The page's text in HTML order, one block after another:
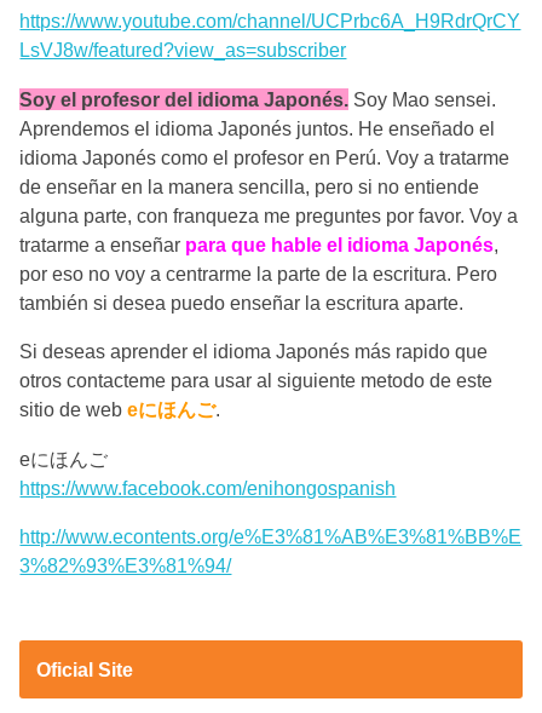
https://www.youtube.com/channel/UCPrbc6A_H9RdrQrCY
LsVJ8w/featured?view_as=subscriber
Soy el profesor del idioma Japonés. Soy Mao sensei.
Aprendemos el idioma Japonés juntos. He enseñado el
idioma Japonés como el profesor en Perú. Voy a tratarme
de enseñar en la manera sencilla, pero si no entiende
alguna parte, con franqueza me preguntes por favor. Voy a
tratarme a enseñar para que hable el idioma Japonés,
por eso no voy a centrarme la parte de la escritura. Pero
también si desea puedo enseñar la escritura aparte.
Si deseas aprender el idioma Japonés más rapido que
otros contacteme para usar al siguiente metodo de este
sitio de webeにほんご.
eにほんご
https://www.facebook.com/enihongospanish
http://www.econtents.org/e%E3%81%AB%E3%81%BB%E
3%82%93%E3%81%94/
Oficial Site